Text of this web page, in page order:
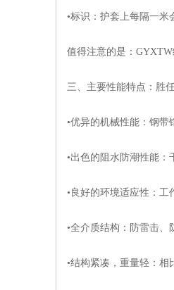
•标识：护套上每隔一
值得注意的是：
三、主要性能特点：胜
•优异的机械性能：钢带
•出色的阻水防潮性能
•良好的环境适应性：工
•全介质结构：防雷击
•结构紧凑，重量轻：